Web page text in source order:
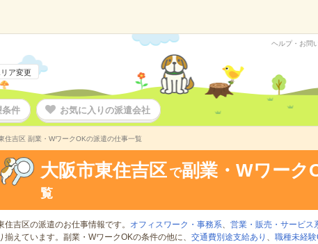
ア変更
ヘルプ・お問
件 お気に入りの派遣会社
住吉区 副業・WワークOKの派遣の仕事一覧
大阪市東住吉区 で副業・Wワーク
覧
住吉区の派遣のお仕事情報です。 オフィスワーク・事務系、 営業・販売・サービス
揃えています。副業・WワークOKの条件の他に、 交通費別途支給あり 、 職種未経験